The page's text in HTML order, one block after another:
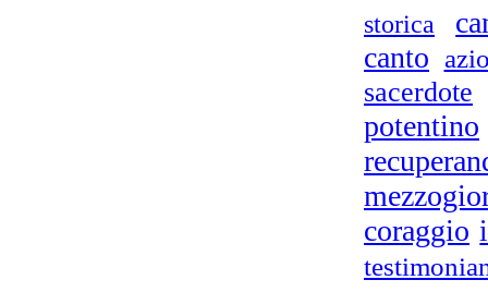
storica
canto
sacerdote
potentino
coraggio